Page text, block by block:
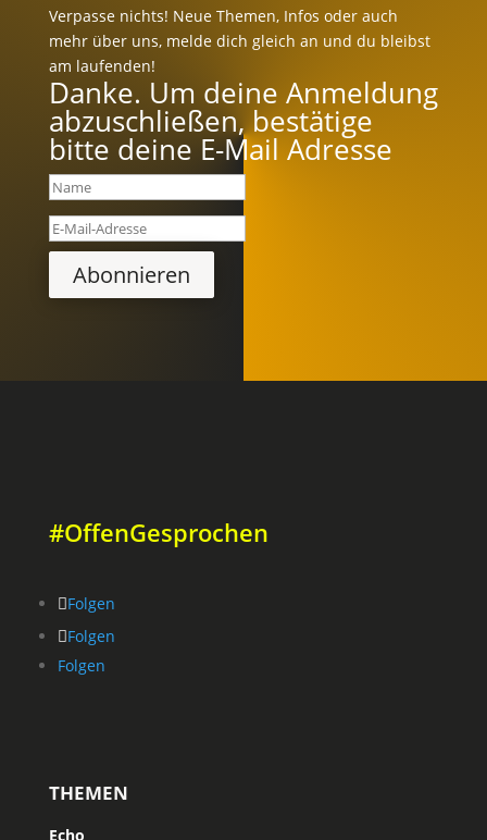
Verpasse nichts! Neue Themen, Infos oder auch
mehr über uns, melde dich gleich an und du bleibst
am laufenden!
Danke. Um deine Anmeldung
abzuschließen, bestätige
bitte deine E-Mail Adresse
Abonnieren
#OffenGesprochen
Folgen
Folgen
Folgen
THEMEN
Echo